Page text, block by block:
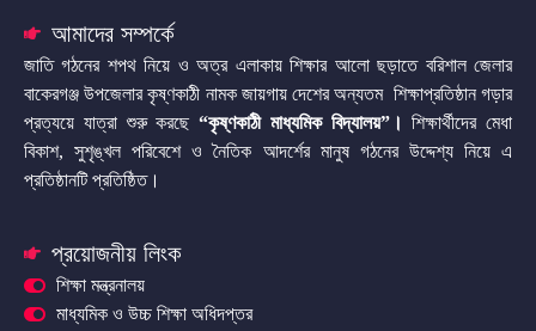
আমাদের সম্পর্কে
জাতি গঠনের শপথ নিয়ে ও অত্র এলাকায় শিক্ষার আলো ছড়াতে বরিশাল জেলার
বাকেরগঞ্জ উপজেলার কৃষ্ণকাঠী নামক জায়গায় দেশের অন্যতম শিক্ষাপ্রতিষ্ঠান গড়ার
প্রত্যয়ে যাত্রা শুরু করছে “কৃষ্ণকাঠী মাধ্যমিক বিদ্যালয়”।শিক্ষার্থীদের মেধা
বিকাশ, সুশৃঙ্খল পরিবেশে ও নৈতিক আদর্শের মানুষ গঠনের উদ্দেশ্য নিয়ে এ
প্রতিষ্ঠানটি প্রতিষ্ঠিত।
প্রয়োজনীয় লিংক
শিক্ষা মন্ত্রনালয়
মাধ্যমিক ও উচ্চ শিক্ষা অধিদপ্তর